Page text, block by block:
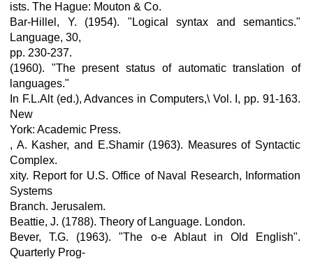
ists. The Hague: Mouton & Co.
Bar-Hillel, Y. (1954). "Logical syntax and semantics."
Language, 30,
pp. 230-237.
(1960). "The present status of automatic translation of
languages."
In F.L.Alt (ed.), Advances in Computers,\ Vol. I, pp. 91-163.
New
York: Academic Press.
, A. Kasher, and E.Shamir (1963). Measures of Syntactic
Complex.
xity. Report for U.S. Office of Naval Research, Information
Systems
Branch. Jerusalem.
Beattie, J. (1788). Theory of Language. London.
Bever, T.G. (1963). "The o-e Ablaut in Old English".
Quarterly Prog-